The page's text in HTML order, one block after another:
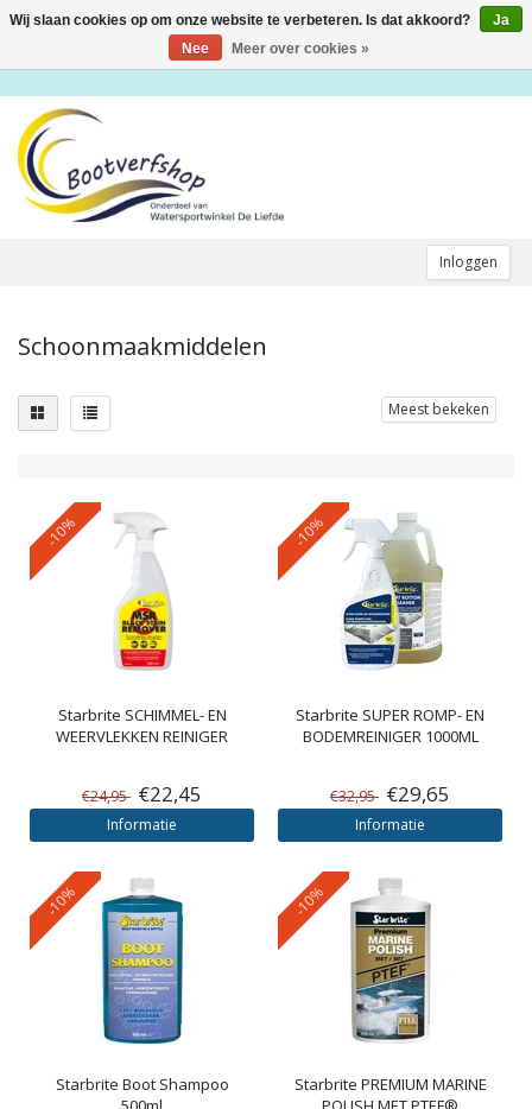
Inloggen
Toggle
Schoonmaakmiddelen
Meest bekeken
-10%
Starbrite SCHIMMEL- EN
WEERVLEKKEN REINIGER
€24,95 €22,45
Informatie
-10%
Starbrite SUPER ROMP- EN
BODEMREINIGER 1000ML
€32,95 €29,65
Informatie
-10%
Starbrite Boot Shampoo
-10%
Starbrite PREMIUM MARINE
Wij slaan cookies op om onze website te verbeteren. Is dat akkoord?
Ja
Nee
Meer over cookies »